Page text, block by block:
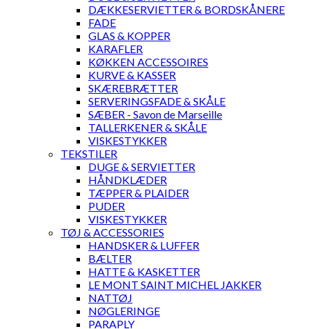
DÆKKESERVIETTER & BORDSKÅNERE
FADE
GLAS & KOPPER
KARAFLER
KØKKEN ACCESSOIRES
KURVE & KASSER
SKÆREBRÆTTER
SERVERINGSFADE & SKÅLE
SÆBER - Savon de Marseille
TALLERKENER & SKÅLE
VISKESTYKKER
TEKSTILER
DUGE & SERVIETTER
HÅNDKLÆDER
TÆPPER & PLAIDER
PUDER
VISKESTYKKER
TØJ & ACCESSORIES
HANDSKER & LUFFER
BÆLTER
HATTE & KASKETTER
LE MONT SAINT MICHEL JAKKER
NATTØJ
NØGLERINGE
PARAPLY